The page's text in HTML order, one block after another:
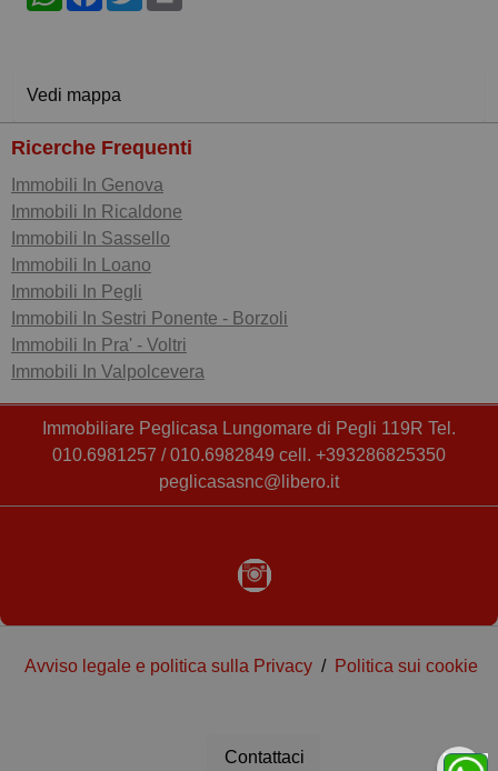
Contattaci
Vedi mappa
Ricerche Frequenti
Immobili In Genova
Immobili In Ricaldone
Immobili In Sassello
Immobili In Loano
Immobili In Pegli
Immobili In Sestri Ponente - Borzoli
Immobili In Pra' - Voltri
Immobili In Valpolcevera
Immobiliare Peglicasa Lungomare di Pegli 119R Tel.
010.6981257 / 010.6982849 cell. +393286825350
peglicasasnc@libero.it
Avviso legale e politica sulla Privacy / Politica sui cookie